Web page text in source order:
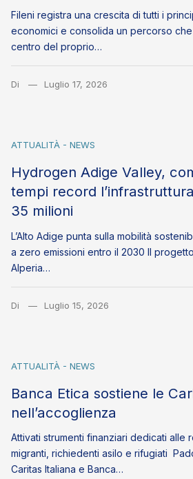
Fileni registra una crescita di tutti i
economici e consolida un percorso
centro del proprio…
Di Luglio 17, 2026
ATTUALITÀ - NEWS
Hydrogen Adige Valley,
tempi record
35 milioni
L’Alto Adige punta sulla mobilità
a zero emissioni entro il 2030 Il
Alperia…
Di Luglio 15, 2026
ATTUALITÀ - NEWS
Banca Etica sostiene le
nell’accoglienza
Attivati strumenti finanziari dedicati alle
migranti, richiedenti asilo e rifugiati
Caritas Italiana e Banca…